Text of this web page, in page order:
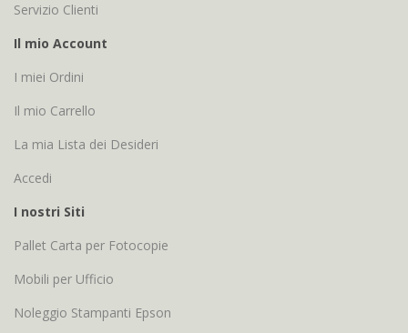
Servizio Clienti
Il mio Account
I miei Ordini
Il mio Carrello
La mia Lista dei Desideri
Accedi
I nostri Siti
Pallet Carta per Fotocopie
Mobili per Ufficio
Noleggio Stampanti Epson